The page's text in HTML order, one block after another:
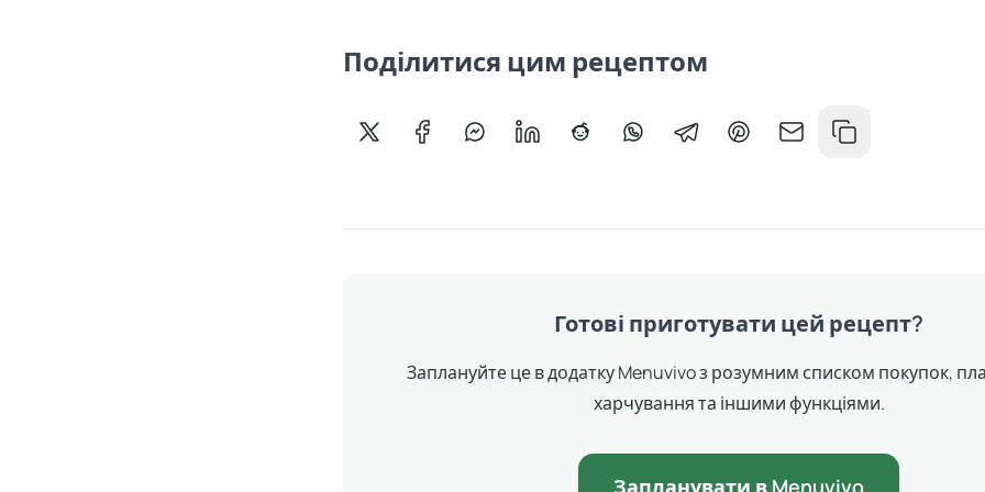
Поділитися цим рецептом
Поділитися в X
Поділитися у Facebook
Поділитися в Messenger
Поділитися у LinkedIn
Поділитися на Reddit
Поділитися у WhatsApp
Поділитися у Telegram
Поділитися у Pinterest
Поділитися через email
Копіювати
Готові приготувати цей рецепт?
Заплануйте це в додатку Menuvivo з розумним списком покупок,
харчування та іншими функціями.
Запланувати в Menuvivo